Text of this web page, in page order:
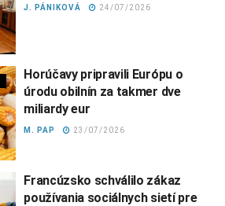
J. PÁNIKOVÁ 24/07/2026
Horúčavy pripravili Európu o
úrodu obilnín za takmer dve
miliardy eur
M. PAP 23/07/2026
Francúzsko schválilo zákaz
používania sociálnych sietí pre